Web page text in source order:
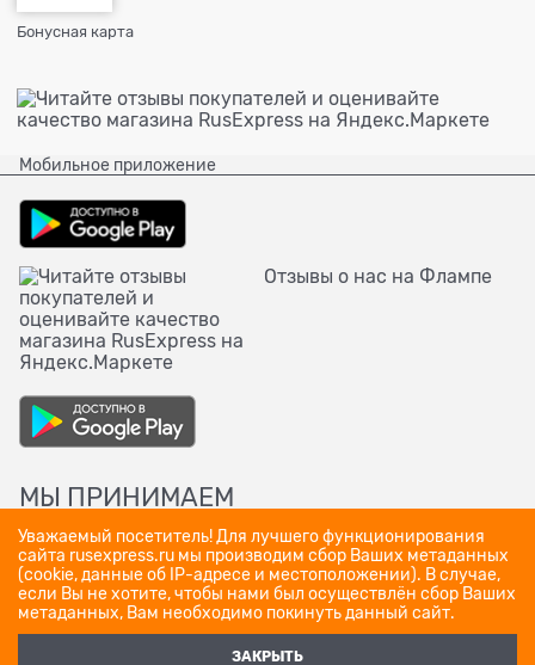
Бонусная карта
Мобильное приложение
Отзывы о нас на Флампе
МЫ ПРИНИМАЕМ
Уважаемый посетитель! Для лучшего функционирования
сайта rusexpress.ru мы производим сбор Ваших метаданных
(cookie, данные об IP-адресе и местоположении). В случае,
если Вы не хотите, чтобы нами был осуществлён сбор Ваших
метаданных, Вам необходимо покинуть данный сайт.
ЗАКРЫТЬ